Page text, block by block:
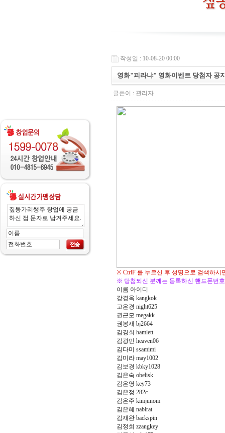
작성일 : 10-08-20 00:00
영화"피라냐" 영화이벤트 당첨자 공
글쓴이 : 관리자
※ CtrlF 를 누르신 후 성명으로 검색하시
※ 당첨되신 분께는 등록하신 핸드폰번
이름 아이디
강경옥 kangkok
고은경 night625
권근모 megakk
권봉재 bj2664
김경희 hamlett
김광민 heaven06
김다미 ssamimi
김미라 may1002
김보경 kbky1028
김은숙 obelisk
김은영 key73
김은정 282c
김은주 kimjunom
김은혜 nabirat
김재완 backspin
김정희 zzangkey